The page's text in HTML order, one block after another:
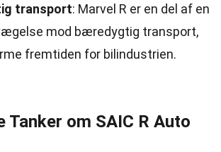
transport: Marvel R er en del af en
mod bæredygtig transport,
fremtiden for bilindustrien.
om SAIC R Auto